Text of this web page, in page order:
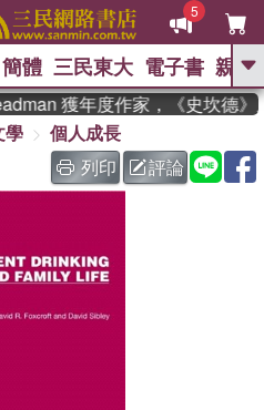
5
GO
： 東野圭吾 、
The Odyssey 、 父親節 、 如果歷
是一群喵 、 暑期推薦 、 國際布克
的迷走神經
簡體 三民東大 電子書 親子
獲年度作家，《史坎德》
學
個人成長
列印
評論